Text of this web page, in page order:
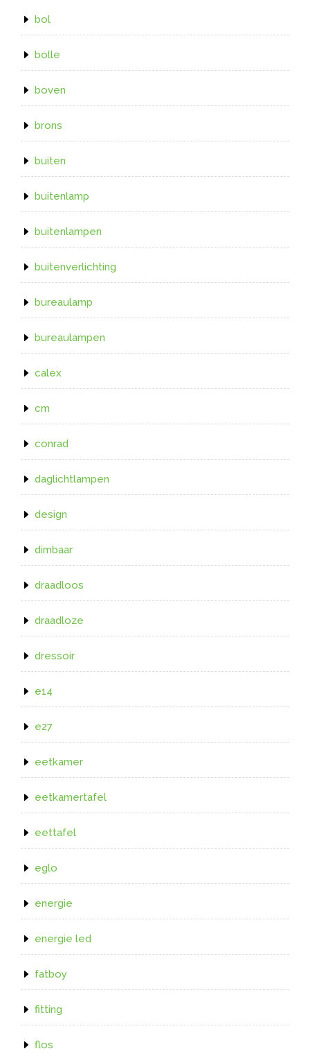
bol
bolle
boven
brons
buiten
buitenlamp
buitenlampen
buitenverlichting
bureaulamp
bureaulampen
calex
cm
conrad
daglichtlampen
design
dimbaar
draadloos
draadloze
dressoir
e14
e27
eetkamer
eetkamertafel
eettafel
eglo
energie
energie led
fatboy
fitting
flos